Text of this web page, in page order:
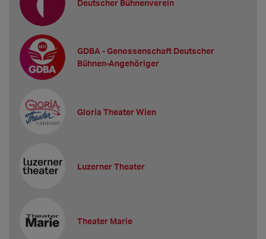
Deutscher Bühnenverein
GDBA - Genossenschaft Deutscher
Bühnen-Angehöriger
Gloria Theater Wien
Luzerner Theater
Theater Marie